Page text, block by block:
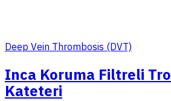
Deep Vein Thrombosis (DVT)
Inca Koruma Filtreli
Kateteri